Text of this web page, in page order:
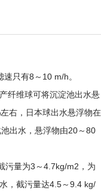
只有8～10 m/h。
纤维球可将沉淀池出水悬
右，日本球出水悬浮物在
出水，悬浮物由20～80
污量为3～4.7kg/m2，为
，截污量达4.5～9.4 kg/